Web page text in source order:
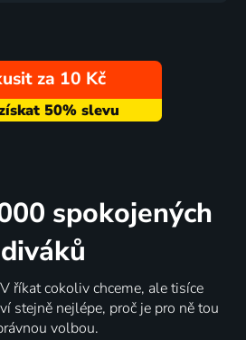
za 10 Kč
spokojených
diváků
říkat cokoliv chceme, ale tisíce
stejně nejlépe, proč je pro ně tou
volbou.